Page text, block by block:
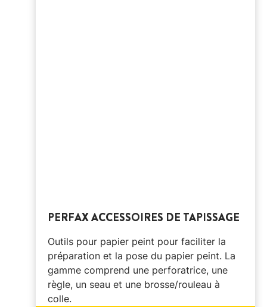
PERFAX ACCESSOIRES DE TAPISSAGE
Outils pour papier peint pour faciliter la
préparation et la pose du papier peint. La
gamme comprend une perforatrice, une
règle, un seau et une brosse/rouleau à
colle.